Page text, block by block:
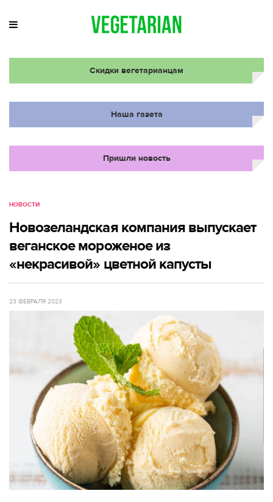
Скидки вегетарианцам
Наша газета
Пришли новость
НОВОСТИ
Новозеландская компания выпускает
веганское мороженое из
«некрасивой» цветной капусты
23 ФЕВРАЛЯ 2023